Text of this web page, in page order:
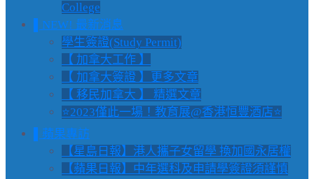
College
▌NEW! 最新消息
學生簽證(Study Permit)
【 加拿大工作 】
【 加拿大簽證 】更多文章
【 移民加拿大 】 精選文章
⭐2023僅此一場！教育展@香港恒豐酒店⭐
▌蘋果專訪
【星島日報】港人攜子女留學 換加國永居權
【蘋果日報】中年選科及申請學簽證須謹慎